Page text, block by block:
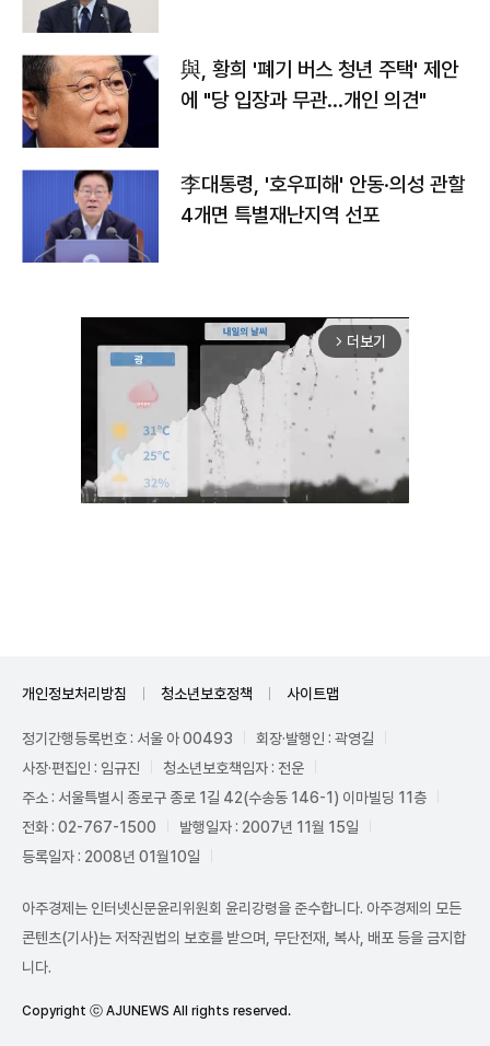
與, 황희 '폐기 버스 청년 주택' 제안
에 "당 입장과 무관…개인 의견"
李대통령, '호우피해' 안동·의성 관할
4개면 특별재난지역 선포
arrow_forward_ios 더보기
개인정보처리방침 청소년보호정책 사이트맵
정기간행등록번호 : 서울 아 00493
회장·발행인 : 곽영길
사장·편집인 : 임규진
청소년보호책임자 : 전운
주소 : 서울특별시 종로구 종로 1길 42(수송동 146-1) 이마빌딩 11층
전화 : 02-767-1500
발행일자 : 2007년 11월 15일
등록일자 : 2008년 01월10일
아주경제는 인터넷신문윤리위원회 윤리강령을 준수합니다. 아주경제의 모든
콘텐츠(기사)는 저작권법의 보호를 받으며, 무단전재, 복사, 배포 등을 금지합
니다.
Copyright ⓒ AJUNEWS All rights reserved.